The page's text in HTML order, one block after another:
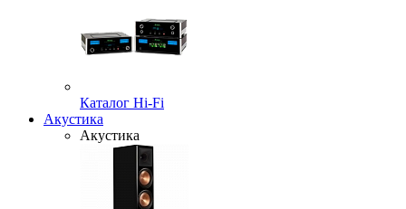
Каталог Hi-Fi
Акустика
Акустика